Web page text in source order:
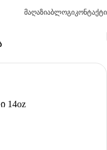
მაღაზიაბლოგიკონტაქტი